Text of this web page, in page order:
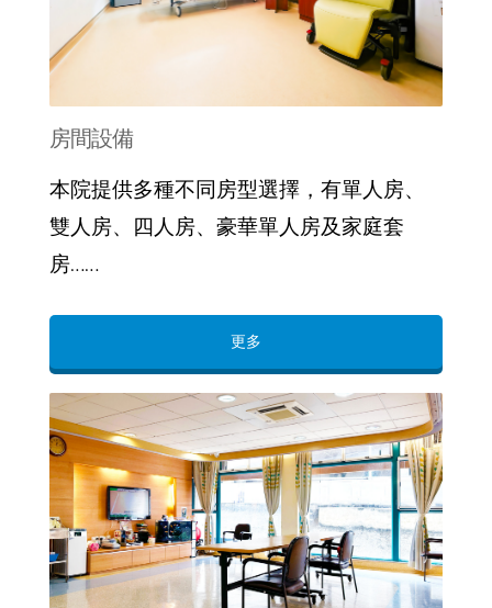
本院提供多種不同房型選擇，有單人房、
雙人房、四人房、豪華單人房及家庭套
配套設施
病房樓層均設大廳，小飯廳/偏廳。大廳除